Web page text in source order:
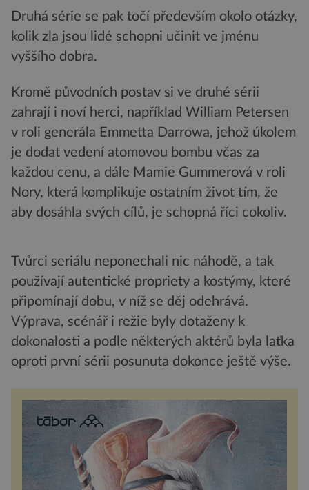
Druhá série se pak točí především okolo otázky,
kolik zla jsou lidé schopni učinit ve jménu
vyššího dobra.
Kromě původních postav si ve druhé sérii
zahrají i noví herci, například William Petersen
v roli generála Emmetta Darrowa, jehož úkolem
je dodat vedení atomovou bombu včas za
každou cenu, a dále Mamie Gummerová v roli
Nory, která komplikuje ostatním život tím, že
aby dosáhla svých cílů, je schopná říci cokoliv.
Tvůrci seriálu neponechali nic náhodě, a tak
používají autentické propriety a kostýmy, které
připomínají dobu, v níž se děj odehrává.
Výprava, scénář i režie byly dotaženy k
dokonalosti a podle některých aktérů byla laťka
oproti první sérii posunuta dokonce ještě výše.